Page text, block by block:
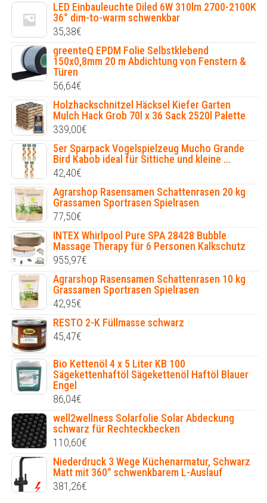
LED Einbauleuchte Diled 6W 310lm 2700-2100K
36° dim-to-warm schwenkbar
35,38€
greenteQ EPDM Folie Selbstklebend
150x0,8mm 20 m Abdichtung von Fenstern &
Türen
56,64€
Holzhackschnitzel Häcksel Kiefer Garten
Mulch Hack Grob 70l x 36 Sack 2520l Palette
339,00€
5er Sparpack Vogelspielzeug Mucho Grande
Bird Kabob ideal für Sittiche und kleine ...
42,40€
Agrarshop Rasensamen Schattenrasen 20 kg
Grassamen Sportrasen Spielrasen
77,50€
INTEX Whirlpool Pure SPA 28428 Bubble
Massage Therapy für 6 Personen Kalkschutz
955,97€
Agrarshop Rasensamen Schattenrasen 10 kg
Grassamen Sportrasen Spielrasen
42,95€
RESTO 2-K Füllmasse schwarz
45,47€
Bio Kettenöl 4 x 5 Liter KB 100
Sägekettenhaftöl Sägekettenöl Haftöl Blauer
Engel
86,04€
well2wellness Solarfolie Solar Abdeckung
schwarz für Rechteckbecken
110,60€
Niederdruck 3 Wege Küchenarmatur, Schwarz
Matt mit 360° schwenkbarem L-Auslauf
381,26€